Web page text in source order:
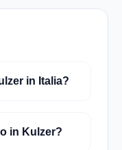
in Italia?
in Kulzer?